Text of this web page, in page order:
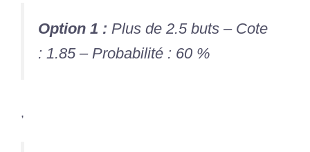
Option 1 : Plus de 2.5 buts – Cote
: 1.85 – Probabilité : 60 %
,